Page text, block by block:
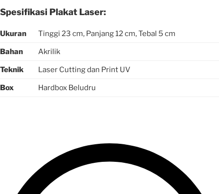
Spesifikasi Plakat Laser:
Ukuran Tinggi 23 cm, Panjang 12 cm, Tebal 5 cm
Bahan Akrilik
Teknik Laser Cutting dan Print UV
Box Hardbox Beludru